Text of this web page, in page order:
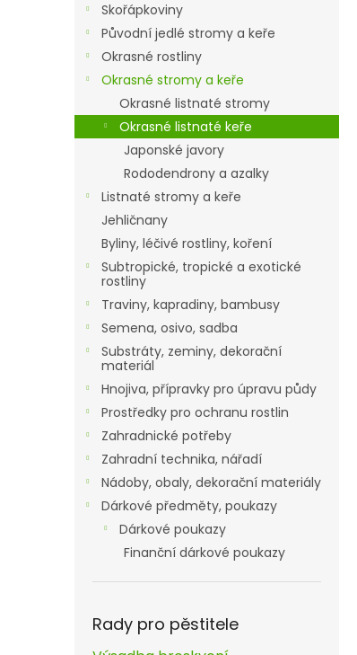
l
Skořápkoviny
Původní jedlé stromy a keře
Okrasné rostliny
Okrasné stromy a keře
Okrasné listnaté stromy
Okrasné listnaté keře
Japonské javory
Rododendrony a azalky
Listnaté stromy a keře
Jehličnany
Byliny, léčivé rostliny, koření
Subtropické, tropické a exotické
rostliny
Traviny, kapradiny, bambusy
Semena, osivo, sadba
Substráty, zeminy, dekorační
materiál
Hnojiva, přípravky pro úpravu půdy
Prostředky pro ochranu rostlin
Zahradnické potřeby
Zahradní technika, nářadí
Nádoby, obaly, dekorační materiály
Dárkové předměty, poukazy
Dárkové poukazy
Finanční dárkové poukazy
Rady pro pěstitele